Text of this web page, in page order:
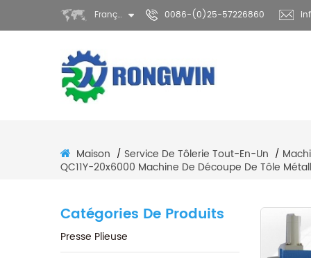
Français 0086-(0)25-57226860
Maison / Service De Tôlerie Tout-En-Un /
QC11Y-20x6000 Machine De Découpe De Tôle
Catégories De Produits
Presse Plieuse